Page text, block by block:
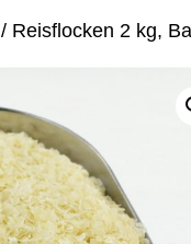
/ Reisflocken 2 kg,